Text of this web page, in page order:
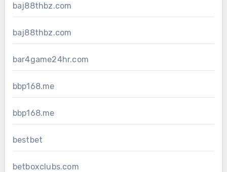
baj88thbz.com
baj88thbz.com
bar4game24hr.com
bbp168.me
bbp168.me
bestbet
betboxclubs.com